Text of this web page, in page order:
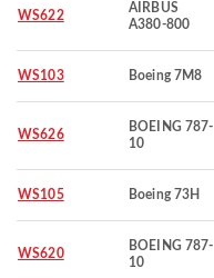
WS622
AIRBUS
A380-800
WS103 Boeing 7M8
WS626
BOEING 787-
10
WS105 Boeing 73H
WS620
BOEING 787-
10